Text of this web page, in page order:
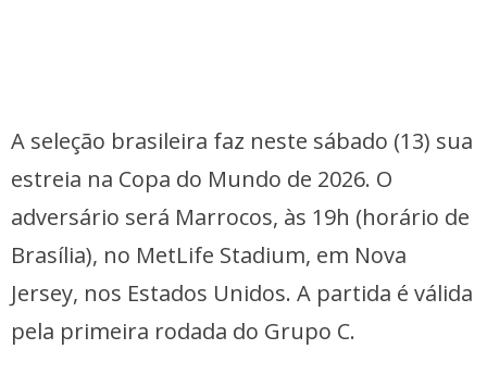
A seleção brasileira faz neste sábado (13) sua
estreia na Copa do Mundo de 2026. O
adversário será Marrocos, às 19h (horário de
Brasília), no MetLife Stadium, em Nova
Jersey, nos Estados Unidos. A partida é válida
pela primeira rodada do Grupo C.